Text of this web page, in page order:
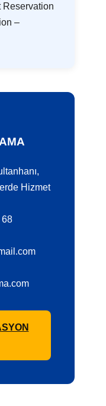
Reservation
–
Hizmet
68